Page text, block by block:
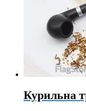
Курильна